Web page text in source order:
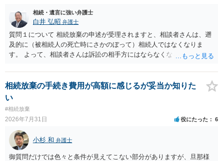
相続・遺言に強い弁護士
白井 弘昭 弁護士
質問１について 相続放棄の申述が受理されますと、相談者さんは、遡
及的に（被相続人の死亡時にさかのぼって）相続人ではなくなりま
す。 よって、相談者さんは訴訟の相手方にはならなくなるので（明け
理証明を家庭裁判所で取得し、コピーを答弁書に添えて裁判所に提出
してください。 質問２について 請求棄却を求める答弁書を提出すれ
ば、第１回期日は出席する必要がありません。その日は差支え（用事
はないので、ｍｉｎｔｓでの提出の必要は無いと思います。郵送（期
限までに届けばよい）で十分です。 詳細は、書面記載の裁判所書記官
にお問い合わせください。 以上、ご参考まで。
相続放棄の手続き費用が高額に感じるが妥当か知りた
い
#相続放棄
2026年7月31日 役にたった 6
小杉 和 弁護士
御質問だけでは色々と条件が見えてこない部分がありますが、旦那様